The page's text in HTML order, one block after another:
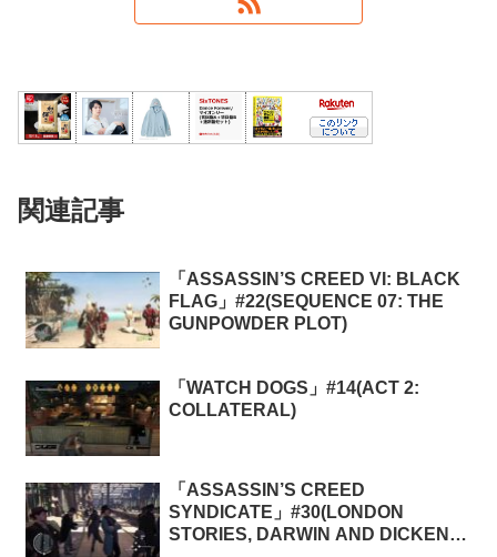
関連記事
「ASSASSIN’S CREED VI: BLACK
FLAG」#22(SEQUENCE 07: THE
GUNPOWDER PLOT)
「WATCH DOGS」#14(ACT 2:
COLLATERAL)
「ASSASSIN’S CREED
SYNDICATE」#30(LONDON
STORIES, DARWIN AND DICKENS